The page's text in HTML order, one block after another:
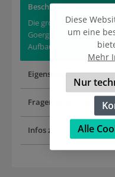
Beschreibung
Die grobschamottierte
Goerg&nbsp;und
Aufbau größerer Obje…
Eigenschaften
Fragen zum Artikel
Infos zur
Diese
um eine
Mehr
Nur
Alle